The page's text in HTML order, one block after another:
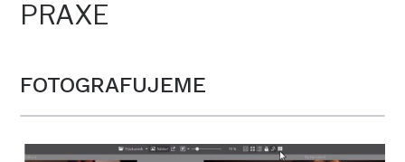
PRAXE
FOTOGRAFUJEME